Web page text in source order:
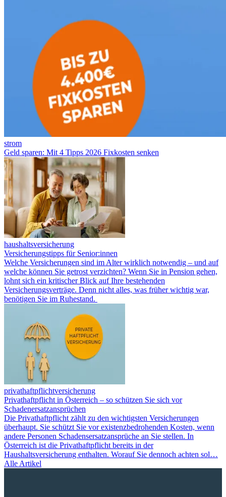
strom
Geld sparen: Mit 4 Tipps 2026 Fixkosten senken
haushaltsversicherung
Versicherungstipps für Senior:innen
Welche Versicherungen sind im Alter wirklich notwendig – und auf
welche können Sie getrost verzichten? Wenn Sie in Pension gehen,
lohnt sich ein kritischer Blick auf Ihre bestehenden
Versicherungsverträge. Denn nicht alles, was früher wichtig war,
benötigen Sie im Ruhestand.
privathaftpflichtversicherung
Privathaftpflicht in Österreich – so schützen Sie sich vor
Schadenersatzansprüchen
Die Privathaftpflicht zählt zu den wichtigsten Versicherungen
überhaupt. Sie schützt Sie vor existenzbedrohenden Kosten, wenn
andere Personen Schadensersatzansprüche an Sie stellen. In
Österreich ist die Privathaftpflicht bereits in der
Haushaltsversicherung enthalten. Worauf Sie dennoch achten sol…
Alle Artikel